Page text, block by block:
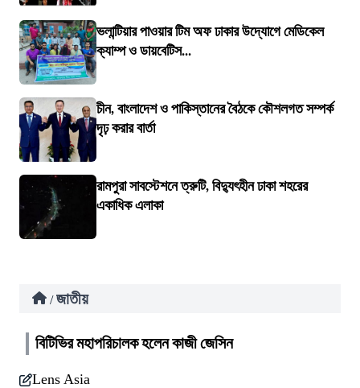
ভলান্টিয়ার পাওয়ার টিম অফ ঢাকার উদ্যোগে মেডিকেল
ক্যাম্প ও ডায়বেটিস...
চীন, বাংলাদেশ ও পাকিস্তানের বৈঠকে কৌশলগত সম্পর্ক
দৃঢ় করার বার্তা
রামপুরা সাবস্টেশনে ত্রুটি, বিদ্যুৎহীন ঢাকা শহরের
একাধিক এলাকা
/ জাতীয়
বিটিভির মহাপরিচালক হলেন কাজী জেসিন
Lens Asia